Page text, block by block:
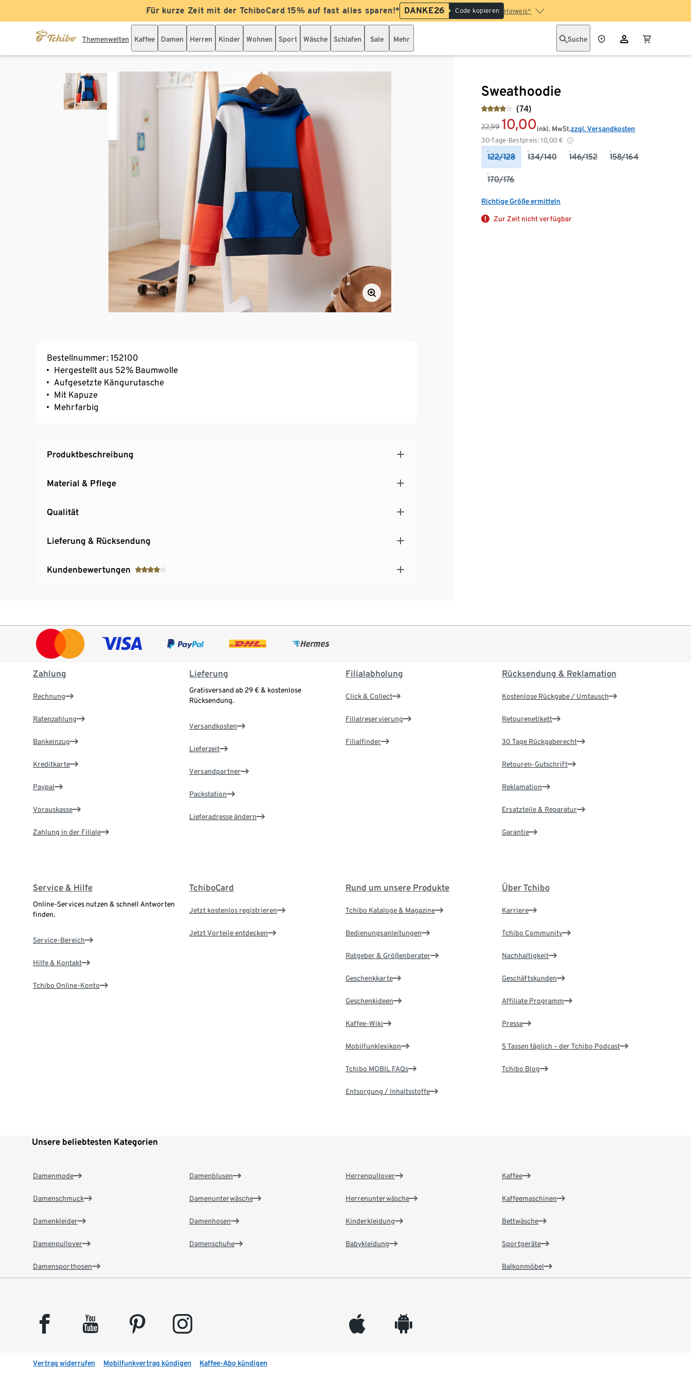
Für kurze Zeit mit der TchiboCard 15% auf fast alles sparen!* DANKE26 Code kopieren Hinweis*
Themenwelten Kaffee Damen Herren Kinder Wohnen Sport Wäsche Schlafen Sale Mehr Suche
Sweathoodie
(74)
22,99 10,00
30-Tage-Bestpreis: 10,00 €
inkl. MwSt.zzgl. Versandkosten
122/128 134/140 146/152 158/164
170/176
Richtige Größe ermitteln
Zur Zeit nicht verfügbar
Bestellnummer: 152100
Hergestellt aus 52% Baumwolle
Aufgesetzte Kängurutasche
Mit Kapuze
Mehrfarbig
Produktbeschreibung
Material & Pflege
Qualität
Lieferung & Rücksendung
Kundenbewertungen
Zahlung
Rechnung
Ratenzahlung
Bankeinzug
Kreditkarte
Paypal
Vorauskasse
Zahlung in der Filiale
Lieferung
Gratisversand ab 29 € & kostenlose
Rücksendung.
Versandkosten
Lieferzeit
Versandpartner
Packstation
Lieferadresse ändern
Filialabholung
Click & Collect
Filialreservierung
Filialfinder
Rücksendung & Reklamation
Kostenlose Rückgabe / Umtausch
Retourenetikett
30 Tage Rückgaberecht
Retouren-Gutschrift
Reklamation
Ersatzteile & Reparatur
Garantie
Service & Hilfe
Online-Services nutzen & schnell Antworten
finden.
Service-Bereich
Hilfe & Kontakt
Tchibo Online-Konto
TchiboCard
Jetzt kostenlos registrieren
Jetzt Vorteile entdecken
Rund um unsere Produkte
Tchibo Kataloge & Magazine
Bedienungsanleitungen
Ratgeber & Größenberater
Geschenkkarte
Geschenkideen
Kaffee-Wiki
Mobilfunklexikon
Tchibo MOBIL FAQs
Entsorgung / Inhaltsstoffe
Über Tchibo
Karriere
Tchibo Community
Nachhaltigkeit
Geschäftskunden
Affiliate Programm
Presse
5 Tassen täglich – der Tchibo Podcast
Tchibo Blog
Unsere beliebtesten Kategorien
Damenmode
Damenschmuck
Damenkleider
Damenpullover
Damensporthosen
Damenblusen
Damenunterwäsche
Damenhosen
Damenschuhe
Herrenpullover
Herrenunterwäsche
Kinderkleidung
Babykleidung
Kaffee
Kaffeemaschinen
Bettwäsche
Sportgeräte
Balkonmöbel
facebook youtube pinterest instagram appleinc android
Vertrag widerrufen Mobilfunkvertrag kündigen Kaffee-Abo kündigen